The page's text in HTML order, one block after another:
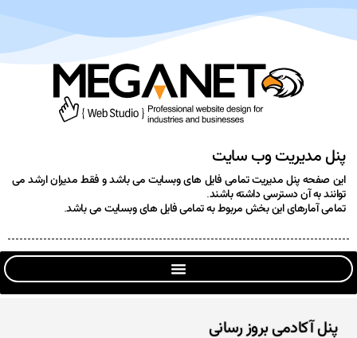
پنل مدیریت وب سایت
این صفحه پنل مدیریت تمامی فایل های وبسایت می باشد و فقط مدیران ارشد می
توانند به آن دسترسی داشته باشند.
تمامی آمارهای این بخش مربوط به تمامی فایل های وبسایت می باشد.
پنل آکادمی بروز رسانی